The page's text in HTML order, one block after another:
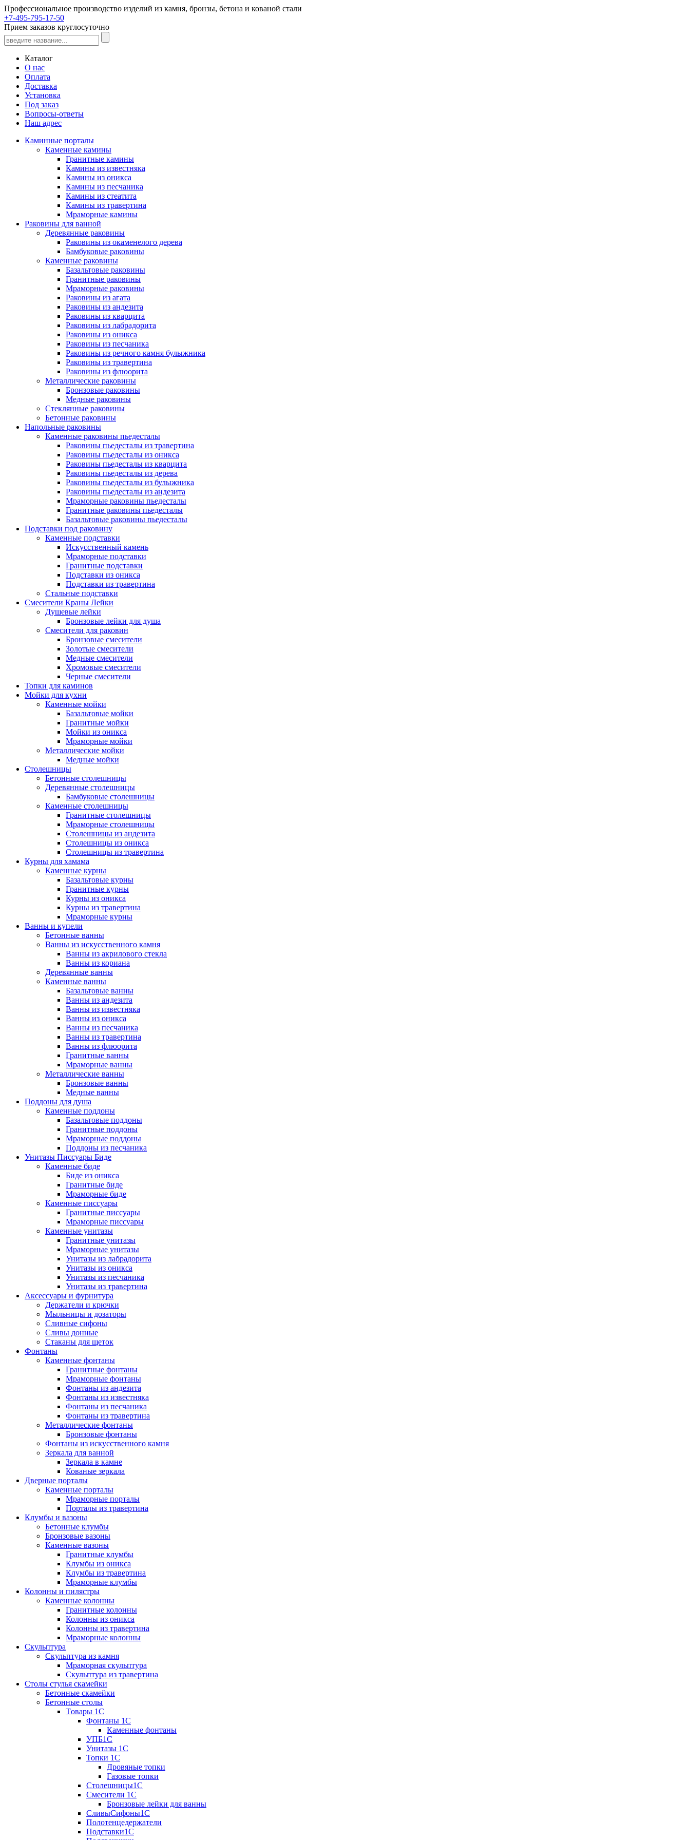
Профессиональное производство изделий из камня, бронзы, бетона и кованой стали
+7-495-795-17-50
Прием заказов круглосуточно
Каталог
О нас
Оплата
Доставка
Установка
Под заказ
Вопросы-ответы
Наш адрес
Каминные порталы
Каменные камины
Гранитные камины
Камины из известняка
Камины из оникса
Камины из песчаника
Камины из стеатита
Камины из травертина
Мраморные камины
Раковины для ванной
Деревянные раковины
Раковины из окаменелого дерева
Бамбуковые раковины
Каменные раковины
Базальтовые раковины
Гранитные раковины
Мраморные раковины
Раковины из агата
Раковины из андезита
Раковины из кварцита
Раковины из лабрадорита
Раковины из оникса
Раковины из песчаника
Раковины из речного камня булыжника
Раковины из травертина
Раковины из флюорита
Металлические раковины
Бронзовые раковины
Медные раковины
Стеклянные раковины
Бетонные раковины
Напольные раковины
Каменные раковины пьедесталы
Раковины пьедесталы из травертина
Раковины пьедесталы из оникса
Раковины пьедесталы из кварцита
Раковины пьедесталы из дерева
Раковины пьедесталы из булыжника
Раковины пьедесталы из андезита
Мраморные раковины пьедесталы
Гранитные раковины пьедесталы
Базальтовые раковины пьедесталы
Подставки под раковину
Каменные подставки
Искусственный камень
Мраморные подставки
Гранитные подставки
Подставки из оникса
Подставки из травертина
Стальные подставки
Смесители Краны Лейки
Душевые лейки
Бронзовые лейки для душа
Смесители для раковин
Бронзовые смесители
Золотые смесители
Медные смесители
Хромовые смесители
Черные смесители
Топки для каминов
Мойки для кухни
Каменные мойки
Базальтовые мойки
Гранитные мойки
Мойки из оникса
Мраморные мойки
Металлические мойки
Медные мойки
Столешницы
Бетонные столешницы
Деревянные столешницы
Бамбуковые столешницы
Каменные столешницы
Гранитные столешницы
Мраморные столешницы
Столешницы из андезита
Столешницы из оникса
Столешницы из травертина
Курны для хамама
Каменные курны
Базальтовые курны
Гранитные курны
Курны из оникса
Курны из травертина
Мраморные курны
Ванны и купели
Бетонные ванны
Ванны из искусственного камня
Ванны из акрилового стекла
Ванны из кориана
Деревянные ванны
Каменные ванны
Базальтовые ванны
Ванны из андезита
Ванны из известняка
Ванны из оникса
Ванны из песчаника
Ванны из травертина
Ванны из флюорита
Гранитные ванны
Мраморные ванны
Металлические ванны
Бронзовые ванны
Медные ванны
Поддоны для душа
Каменные поддоны
Базальтовые поддоны
Гранитные поддоны
Мраморные поддоны
Поддоны из песчаника
Унитазы Писсуары Биде
Каменные биде
Биде из оникса
Гранитные биде
Мраморные биде
Каменные писсуары
Гранитные писсуары
Мраморные писсуары
Каменные унитазы
Гранитные унитазы
Мраморные унитазы
Унитазы из лабрадорита
Унитазы из оникса
Унитазы из песчаника
Унитазы из травертина
Аксессуары и фурнитура
Держатели и крючки
Мыльницы и дозаторы
Сливные сифоны
Сливы донные
Стаканы для щеток
Фонтаны
Каменные фонтаны
Гранитные фонтаны
Мраморные фонтаны
Фонтаны из андезита
Фонтаны из известняка
Фонтаны из песчаника
Фонтаны из травертина
Металлические фонтаны
Бронзовые фонтаны
Фонтаны из искусственного камня
Зеркала для ванной
Зеркала в камне
Кованые зеркала
Дверные порталы
Каменные порталы
Мраморные порталы
Порталы из травертина
Клумбы и вазоны
Бетонные клумбы
Бронзовые вазоны
Каменные вазоны
Гранитные клумбы
Клумбы из оникса
Клумбы из травертина
Мраморные клумбы
Колонны и пилястры
Каменные колонны
Гранитные колонны
Колонны из оникса
Колонны из травертина
Мраморные колонны
Скульптура
Скульптура из камня
Мраморная скульптура
Скульптура из травертина
Столы стулья скамейки
Бетонные скамейки
Бетонные столы
Tовары 1C
Фонтаны 1C
Каменные фонтаны
УПБ1С
Унитазы 1С
Топки 1С
Дровяные топки
Газовые топки
Столешницы1С
Смесители 1С
Бронзовые лейки для ванны
СливыСифоны1С
Полотенцедержатели
Подставки1С